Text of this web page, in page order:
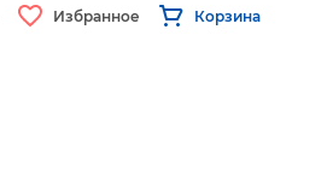
Избранное Корзина